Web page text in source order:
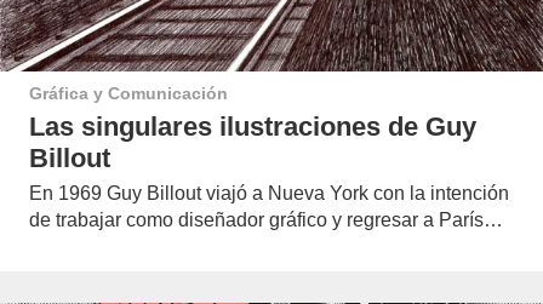
Gráfica y Comunicación
Las singulares ilustraciones de Guy
Billout
En 1969 Guy Billout viajó a Nueva York con la intención
de trabajar como diseñador gráfico y regresar a París…